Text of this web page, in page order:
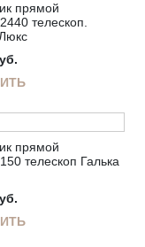
прямой
телескоп.
прямой
телескоп Галька